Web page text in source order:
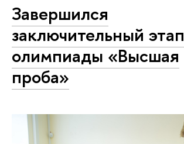
Завершился
заключительный этап
олимпиады «Высшая
проба»